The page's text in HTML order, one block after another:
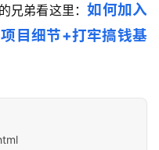
兄弟看这里：如何加入
目细节+打牢搞钱基